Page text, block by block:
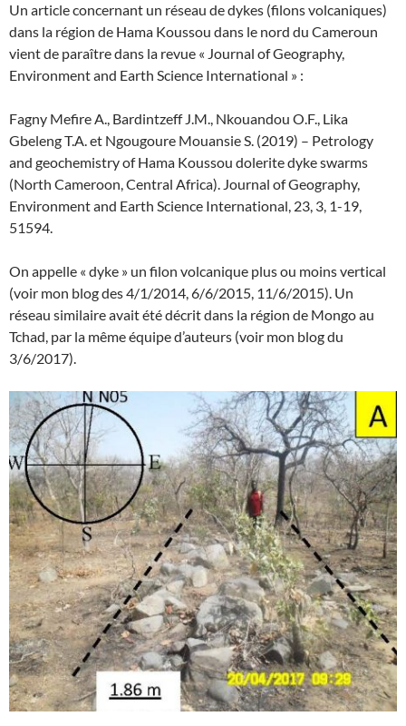
Un article concernant un réseau de dykes (filons volcaniques)
dans la région de Hama Koussou dans le nord du Cameroun
vient de paraître dans la revue « Journal of Geography,
Environment and Earth Science International » :
Fagny Mefire A., Bardintzeff J.M., Nkouandou O.F., Lika
Gbeleng T.A. et Ngougoure Mouansie S. (2019) – Petrology
and geochemistry of Hama Koussou dolerite dyke swarms
(North Cameroon, Central Africa). Journal of Geography,
Environment and Earth Science International, 23, 3, 1-19,
51594.
On appelle « dyke » un filon volcanique plus ou moins vertical
(voir mon blog des 4/1/2014, 6/6/2015, 11/6/2015). Un
réseau similaire avait été décrit dans la région de Mongo au
Tchad, par la même équipe d’auteurs (voir mon blog du
3/6/2017).